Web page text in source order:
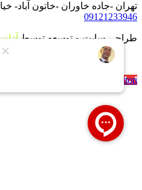
تهران -جاده خاوران -خاتون آباد-
09121233946
طراحی سایت و توسعه توسط
تمام حقوق برای شرکت
Call Now Button